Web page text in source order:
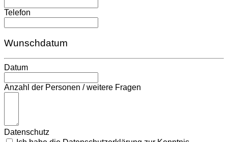
Telefon
Wunschdatum
Datum
Anzahl der Personen / weitere Fragen
Datenschutz